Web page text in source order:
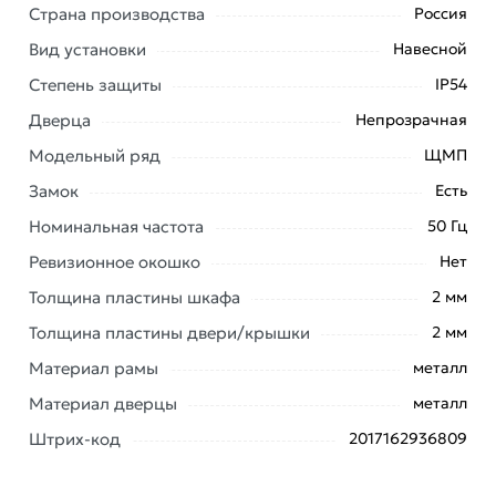
корпус DIRECT ELECTRIC ip 54 ЩМП 07
(600x400x155) DE16202068 из категорииЩит с
монтажной панелью (ЩМП)
действительны в Москве
Наши профессиональные менеджеры обработают
доставки или самовывоза. Перед оформлением
онлайн заказа рекомендуем ознакомиться с
Данний товар от производителя
сертифицирован,
купленного товарa в течение 7 дней (наличие чека
обязательно).
Страна производства Россия
Вид установки Навесной
Степень защиты IP54
Дверца Непрозрачная
Модельный ряд ЩМП
Замок Есть
Номинальная частота 50 Гц
Ревизионное окошко Нет
Толщина пластины шкафа 2 мм
Толщина пластины двери/крышки 2 мм
Материал рамы металл
Материал дверцы металл
Штрих-код 2017162936809